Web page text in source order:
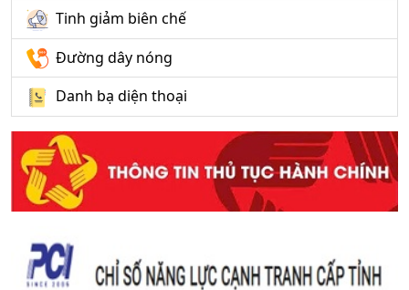
Tinh giảm biên chế
Đường dây nóng
Danh bạ diện thoại